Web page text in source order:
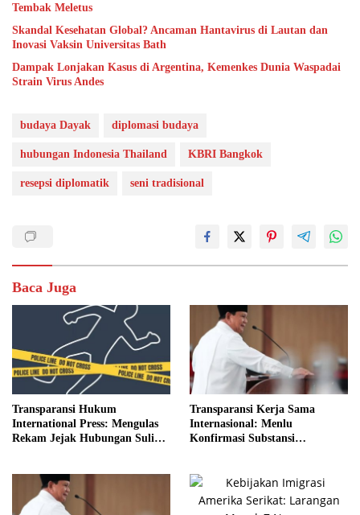
Tembak Meletus
Skandal Kesehatan Global? Ancaman Hantavirus di Lautan dan
Inovasi Vaksin Universitas Bath
Dampak Lonjakan Kasus di Argentina, Kemenkes Dunia Waspadai
Strain Virus Andes
budaya Dayak diplomasi budaya
hubungan Indonesia Thailand KBRI Bangkok
resepsi diplomatik seni tradisional
Baca Juga
Transparansi Hukum
International Press: Mengulas
Rekam Jejak Hubungan Suli
Transparansi Kerja Sama
Internasional: Menlu
Konfirmasi Substansi